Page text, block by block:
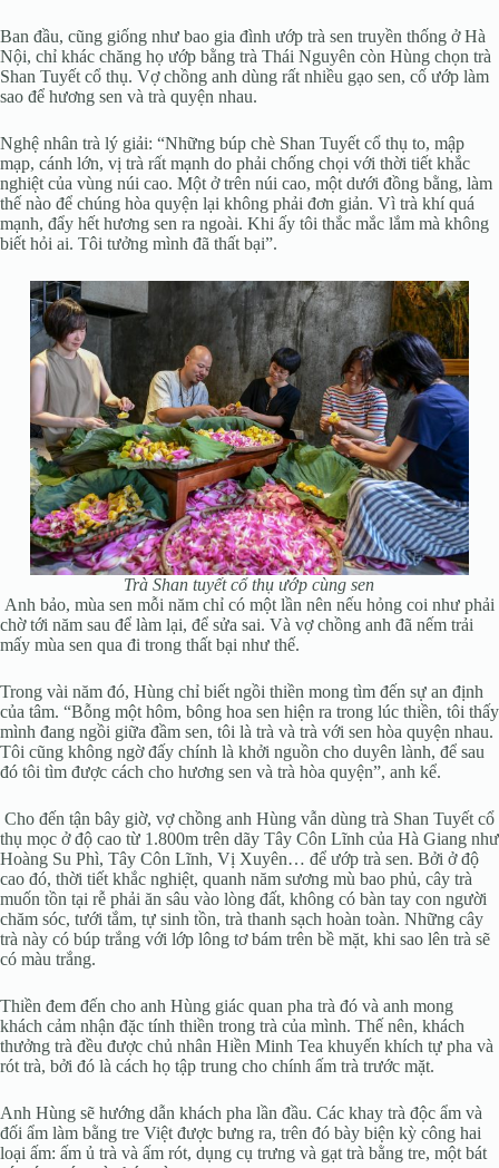
Ban đầu, cũng giống như bao gia đình ướp trà sen truyền thống ở Hà
Nội, chỉ khác chăng họ ướp bằng trà Thái Nguyên còn Hùng chọn trà
Shan Tuyết cổ thụ. Vợ chồng anh dùng rất nhiều gạo sen, cố ướp làm
sao để hương sen và trà quyện nhau.
Nghệ nhân trà lý giải: “Những búp chè Shan Tuyết cổ thụ to, mập
mạp, cánh lớn, vị trà rất mạnh do phải chống chọi với thời tiết khắc
nghiệt của vùng núi cao. Một ở trên núi cao, một dưới đồng bằng, làm
thế nào để chúng hòa quyện lại không phải đơn giản. Vì trà khí quá
mạnh, đẩy hết hương sen ra ngoài. Khi ấy tôi thắc mắc lắm mà không
biết hỏi ai. Tôi tưởng mình đã thất bại”.
Trà Shan tuyết cổ thụ ướp cùng sen
Anh bảo, mùa sen mỗi năm chỉ có một lần nên nếu hỏng coi như phải
chờ tới năm sau để làm lại, để sửa sai. Và vợ chồng anh đã nếm trải
mấy mùa sen qua đi trong thất bại như thế.
Trong vài năm đó, Hùng chỉ biết ngồi thiền mong tìm đến sự an định
của tâm. “Bỗng một hôm, bông hoa sen hiện ra trong lúc thiền, tôi thấy
mình đang ngồi giữa đầm sen, tôi là trà và trà với sen hòa quyện nhau.
Tôi cũng không ngờ đấy chính là khởi nguồn cho duyên lành, để sau
đó tôi tìm được cách cho hương sen và trà hòa quyện”, anh kể.
Cho đến tận bây giờ, vợ chồng anh Hùng vẫn dùng trà Shan Tuyết cổ
thụ mọc ở độ cao từ 1.800m trên dãy Tây Côn Lĩnh của Hà Giang như
Hoàng Su Phì, Tây Côn Lĩnh, Vị Xuyên… để ướp trà sen. Bởi ở độ
cao đó, thời tiết khắc nghiệt, quanh năm sương mù bao phủ, cây trà
muốn tồn tại rễ phải ăn sâu vào lòng đất, không có bàn tay con người
chăm sóc, tưới tắm, tự sinh tồn, trà thanh sạch hoàn toàn. Những cây
trà này có búp trắng với lớp lông tơ bám trên bề mặt, khi sao lên trà sẽ
có màu trắng.
Thiền đem đến cho anh Hùng giác quan pha trà đó và anh mong
khách cảm nhận đặc tính thiền trong trà của mình. Thế nên, khách
thưởng trà đều được chủ nhân Hiền Minh Tea khuyến khích tự pha và
rót trà, bởi đó là cách họ tập trung cho chính ấm trà trước mặt.
Anh Hùng sẽ hướng dẫn khách pha lần đầu. Các khay trà độc ẩm và
đối ẩm làm bằng tre Việt được bưng ra, trên đó bày biện kỳ công hai
loại ấm: ấm ủ trà và ấm rót, dụng cụ trưng và gạt trà bằng tre, một bát